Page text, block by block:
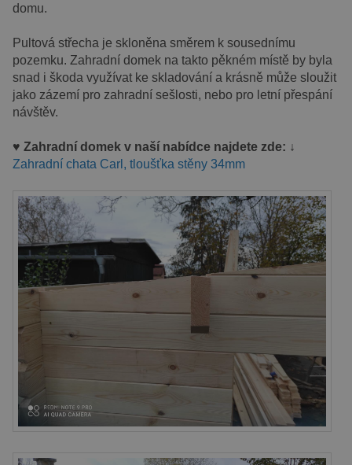
domu.
Pultová střecha je skloněna směrem k sousednímu
pozemku. Zahradní domek na takto pěkném místě by byla
snad i škoda využívat ke skladování a krásně může sloužit
jako zázemí pro zahradní sešlosti, nebo pro letní přespání
návštěv.
♥ Zahradní domek v naší nabídce najdete zde: ↓
Zahradní chata Carl, tloušťka stěny 34mm